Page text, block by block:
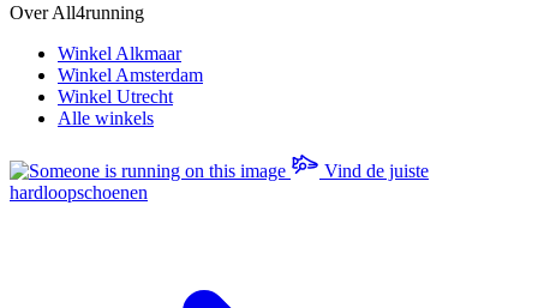
Over All4running
Winkel Alkmaar
Winkel Amsterdam
Winkel Utrecht
Alle winkels
Vind de juiste
hardloopschoenen